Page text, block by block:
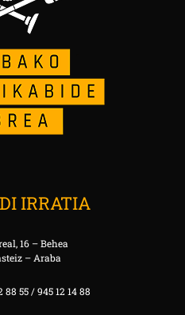
IRRATIA
16 – Behea
– Araba
88 55 / 945 12 14 88